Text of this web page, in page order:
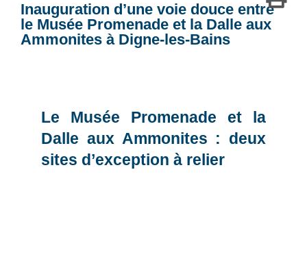
Inauguration d’une voie douce entre
le Musée Promenade et la Dalle aux
Ammonites à Digne-les-Bains
Le Musée Promenade et la
Dalle aux Ammonites : deux
sites d’exception à relier